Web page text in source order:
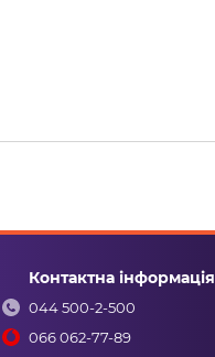
Контактна інформація
044 500-2-500
066 062-77-89